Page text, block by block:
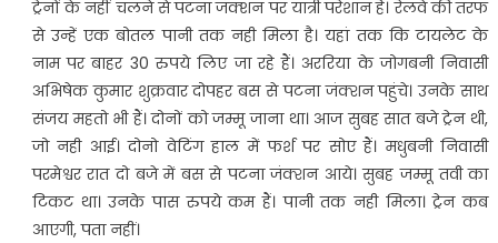
ट्रेनों के नहीं चलने से पटना जंक्‍शन पर यात्री परेशान हैं। रेलवे की तरफ
से उन्‍हें एक बोतल पानी तक नही मिला है। यहां तक कि टायलेट के
नाम पर बाहर 30 रुपये लिए जा रहे हैं। अररिया के जोगबनी निवासी
अभिषेक कुमार शुक्रवार दोपहर बस से पटना जंक्शन पहुंचे। उनके साथ
संजय महतो भी हैं। दोनों को जम्मू जाना था। आज सुबह सात बजे ट्रेन थी,
जो नही आई। दोनो वेटिंग हाल में फर्श पर सोए हैं। मधुबनी निवासी
परमेश्वर रात दो बजे में बस से पटना जंक्शन आये। सुबह जम्मू तवी का
टिकट था। उनके पास रुपये कम हैं। पानी तक नही मिला। ट्रेन कब
आएगी, पता नहीं।